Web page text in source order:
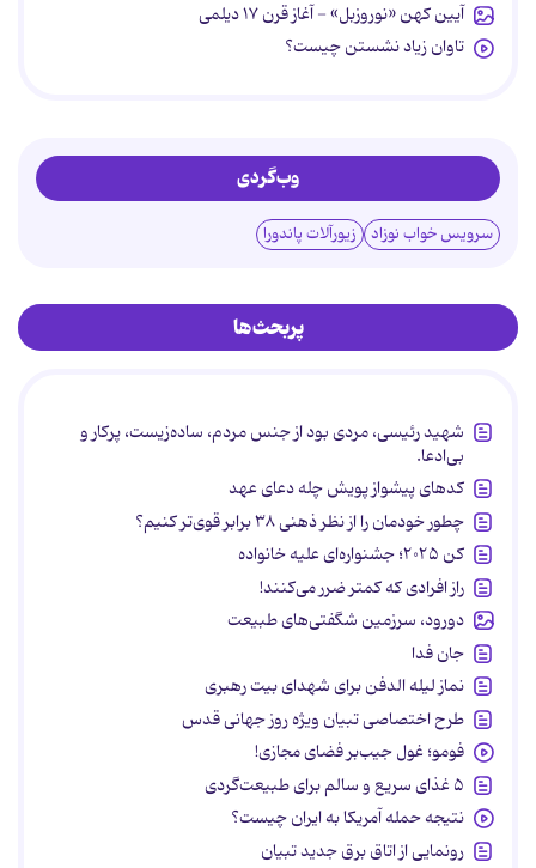
آیین کهن «نوروزبل» - آغاز قرن ۱۷ دیلمی
تاوان زیاد نشستن چیست؟
وب‌گردی
سرویس خواب نوزاد زیورآلات پاندورا
پربحث‌ها
شهید رئیسی، مردی بود از جنس مردم، ساده‌زیست، پرکار و
بی‌ادعا.
کدهای پیشواز پویش چله دعای عهد
چطور خودمان را از نظر ذهنی ۳۸ برابر قوی‌تر کنیم؟
کن ۲۰۲۵؛ جشنواره‌ای علیه خانواده
راز افرادی که کمتر ضرر می‌کنند!
دورود، سرزمین شگفتی‌های طبیعت
جان فدا
نماز لیله الدفن برای شهدای بیت رهبری
طرح اختصاصی تبیان ویژه روز جهانی قدس
فومو؛ غول جیب‌بر فضای مجازی!
۵ غذای سریع و سالم برای طبیعت‌گردی
نتیجه حمله آمریکا به ایران چیست؟
رونمایی از اتاق برق جدید تبیان